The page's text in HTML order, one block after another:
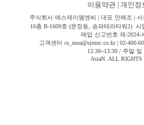
이용약관 개인정
주식회사 에스제이엠엔씨 | 대표 안해조 |
16층 B-1609호 (문정동, 송파테라타워2) 사
매업 신고번호 제-2024-
고객센터 cs_moa@sjmnc.co.kr | 02-400-
12:30~13:30 / 주말
AsiaN. ALL RIGHTS